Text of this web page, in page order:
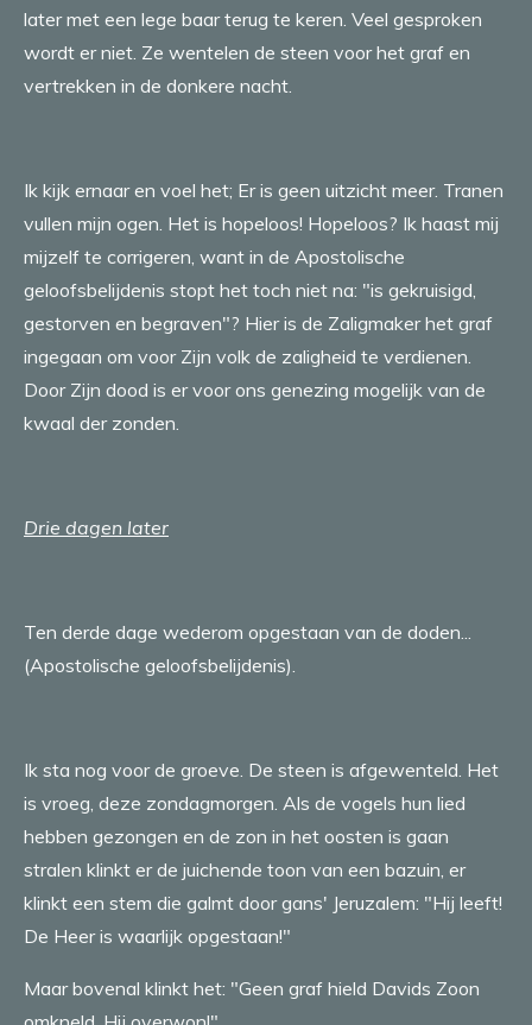
later met een lege baar terug te keren. Veel gesproken
wordt er niet. Ze wentelen de steen voor het graf en
vertrekken in de donkere nacht.
Ik kijk ernaar en voel het; Er is geen uitzicht meer. Tranen
vullen mijn ogen. Het is hopeloos! Hopeloos? Ik haast mij
mijzelf te corrigeren, want in de Apostolische
geloofsbelijdenis stopt het toch niet na: "is gekruisigd,
gestorven en begraven"? Hier is de Zaligmaker het graf
ingegaan om voor Zijn volk de zaligheid te verdienen.
Door Zijn dood is er voor ons genezing mogelijk van de
kwaal der zonden.
Drie dagen later
Ten derde dage wederom opgestaan van de doden...
(Apostolische geloofsbelijdenis).
Ik sta nog voor de groeve. De steen is afgewenteld. Het
is vroeg, deze zondagmorgen. Als de vogels hun lied
hebben gezongen en de zon in het oosten is gaan
stralen klinkt er de juichende toon van een bazuin, er
klinkt een stem die galmt door gans' Jeruzalem: "Hij leeft!
De Heer is waarlijk opgestaan!"
Maar bovenal klinkt het: "Geen graf hield Davids Zoon